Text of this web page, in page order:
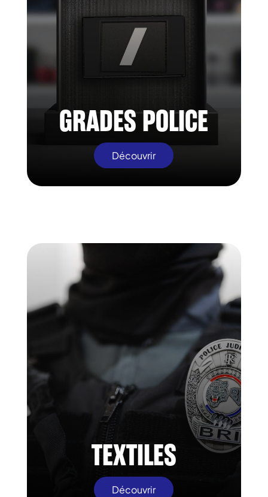
GRADES POLICE
Découvrir
TEXTILES
Découvrir